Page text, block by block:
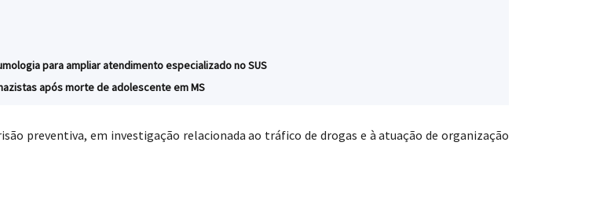
para ampliar atendimento especializado no SUS
após morte de adolescente em MS
preventiva, em investigação relacionada ao tráfico de drogas e à atuação de organização